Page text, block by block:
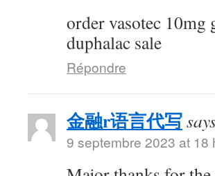
order vasotec 10mg
duphalac sale
Répondre
金融r语言代写
9 septembre 2023 at 18